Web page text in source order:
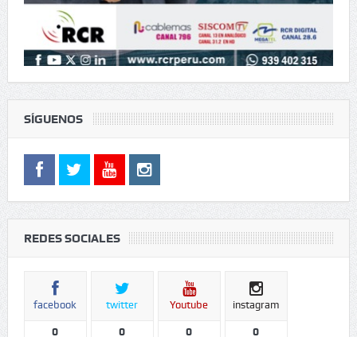
SÍGUENOS
REDES SOCIALES
facebook
0
twitter
0
Youtube
0
instagram
0